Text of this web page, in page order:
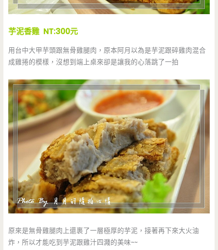
芋泥香雞 NT:300元
用台中大甲芋頭跟無骨雞腿肉，原本阿月以為是芋泥跟碎雞肉混合
成雞捲的模樣，沒想到端上桌來卻是讓我的心落跳了一拍
原來是無骨雞腿肉上還裹了一層極厚的芋泥，接著再下來大火油
炸，所以才能吃到芋泥跟雞汁四濺的美味~~